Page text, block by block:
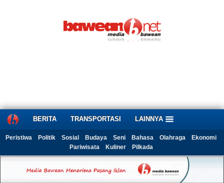
BERITA TRANSPORTASI LAINNYA
Peristiwa Politik Sosial Budaya Seni Bahasa Olahraga
Ekonomi
Pariwisata
Kuliner Pilkada